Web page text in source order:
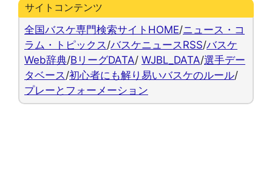
サイトコンテンツ
全国バスケ専門検索サイトHOME/ニュース・コ
ラム・トピックス /バスケニュースRSS/バスケ
Web辞典/BリーグDATA/ WJBL_DATA/選手デー
タベース /初心者にも解り易いバスケのルール/
プレーとフォーメーション